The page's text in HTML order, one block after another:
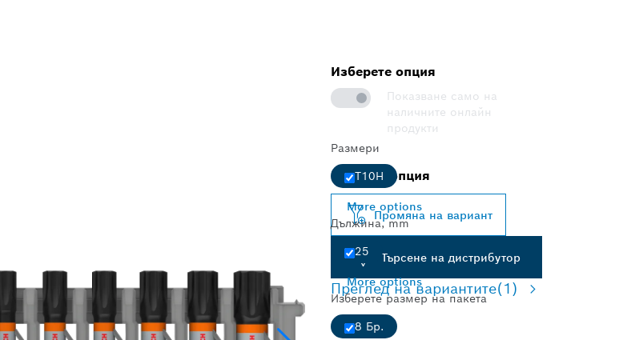
Изберете опция
Показване само на
наличните онлайн
продукти
Размери
T10H
More options
Дължина, mm
25
More options
Изберете размер на пакета
8 Бр.
Избрана опция
Промяна на вариант
Търсене на дистрибутор
Преглед на вариантите(1)